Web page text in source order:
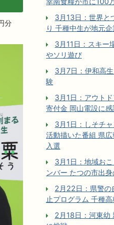
分
3月13日：世界と
り 千種中生が地元
3月11日：スキー
やソリ遊び
3月7日：伊和高
験
3月1日：アウト
寄付金 岡山電設に感
3月1日：しそチ
活動描いた番組 県
入選
3月1日：地域お
ンバー たつの市出
2月22日：県警の
止プログラム 千種
2月18日：河東幼